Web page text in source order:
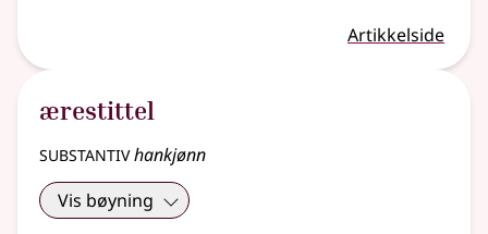
Artikkelside
ærestittel
substantivhankjønn
Vis bøyning